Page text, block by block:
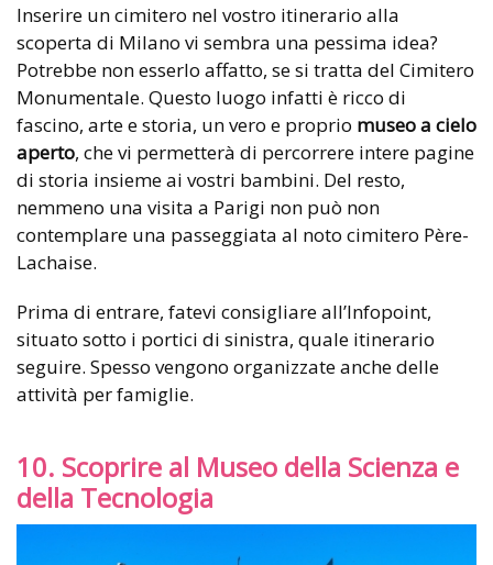
Inserire un cimitero nel vostro itinerario alla
scoperta di Milano vi sembra una pessima idea?
Potrebbe non esserlo affatto, se si tratta del Cimitero
Monumentale. Questo luogo infatti è ricco di
fascino, arte e storia, un vero e proprio museo a cielo
aperto, che vi permetterà di percorrere intere pagine
di storia insieme ai vostri bambini. Del resto,
nemmeno una visita a Parigi non può non
contemplare una passeggiata al noto cimitero Père-
Lachaise.
Prima di entrare, fatevi consigliare all’Infopoint,
situato sotto i portici di sinistra, quale itinerario
seguire. Spesso vengono organizzate anche delle
attività per famiglie.
10. Scoprire al Museo della Scienza e
della Tecnologia